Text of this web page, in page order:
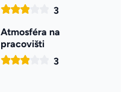
3
Atmosféra na
pracovišti
3